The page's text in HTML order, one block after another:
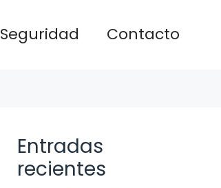
Seguridad Contacto
Entradas
recientes